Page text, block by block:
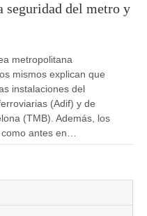
seguridad del metro y
metropolitana
mismos explican que
instalaciones del
(Adif) y de
(TMB). Además, los
antes en…